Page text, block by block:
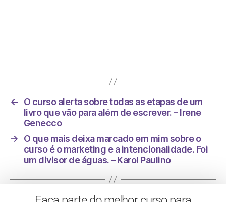
←
O curso alerta sobre todas as etapas de um
livro que vão para além de escrever. – Irene
Genecco
→
O que mais deixa marcado em mim sobre o
curso é o marketing e a intencionalidade. Foi
um divisor de águas. – Karol Paulino